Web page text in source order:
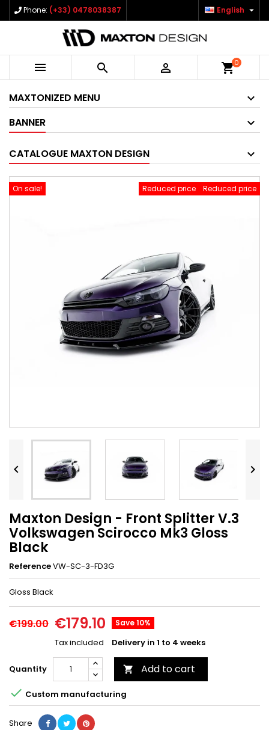
Phone: (+33) 0478038387 English 
   shopping_cart0
MAXTONIZED MENU
BANNER
CATALOGUE MAXTON DESIGN
On sale! Reduced price
Reduced price
 
Maxton Design - Front Splitter V.3
Volkswagen Scirocco Mk3 Gloss
Black
ReferenceVW-SC-3-FD3G
Gloss Black
€199.00 €179.10 Save 10%
Tax included Delivery in 1 to 4 weeks
Quantity  Add to cart
 Custom manufacturing
Share